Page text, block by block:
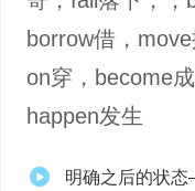
borrow借，
on穿，become
happen发生
明确之后的状